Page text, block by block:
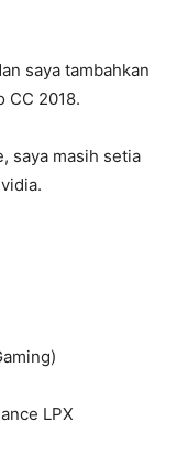
saya tambahkan
CC 2018.
saya masih setia
LPX